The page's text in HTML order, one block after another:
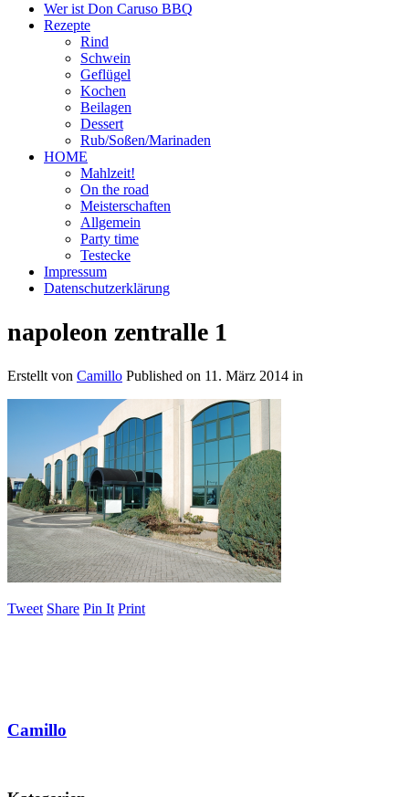
Wer ist Don Caruso BBQ
Rezepte
Rind
Schwein
Geflügel
Kochen
Beilagen
Dessert
Rub/Soßen/Marinaden
HOME
Mahlzeit!
On the road
Meisterschaften
Allgemein
Party time
Testecke
Impressum
Datenschutzerklärung
napoleon zentralle 1
Erstellt von Camillo Published on 11. März 2014 in
Tweet Share Pin It Print
Camillo